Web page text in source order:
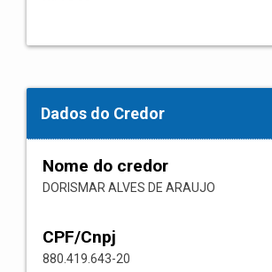
Dados do Credor
Nome do credor
DORISMAR ALVES DE ARAUJO
CPF/Cnpj
880.419.643-20